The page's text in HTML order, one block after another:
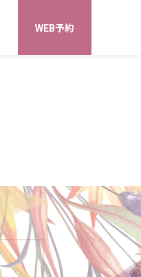
WEB予約